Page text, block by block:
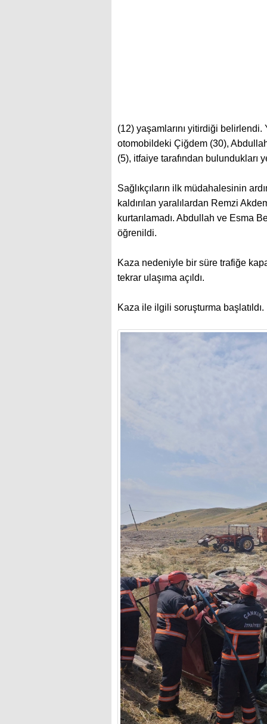
(12) yaşamlarını yitirdiği
otomobildeki Çiğdem (30),
(5), itfaiye tarafından bulundukları
Sağlıkçıların ilk müdahalesinin
kaldırılan yaralılardan Remzi
kurtarılamadı. Abdullah ve Esma
öğrenildi.
Kaza nedeniyle bir süre trafiğe
tekrar ulaşıma açıldı.
Kaza ile ilgili soruşturma başlatıldı.